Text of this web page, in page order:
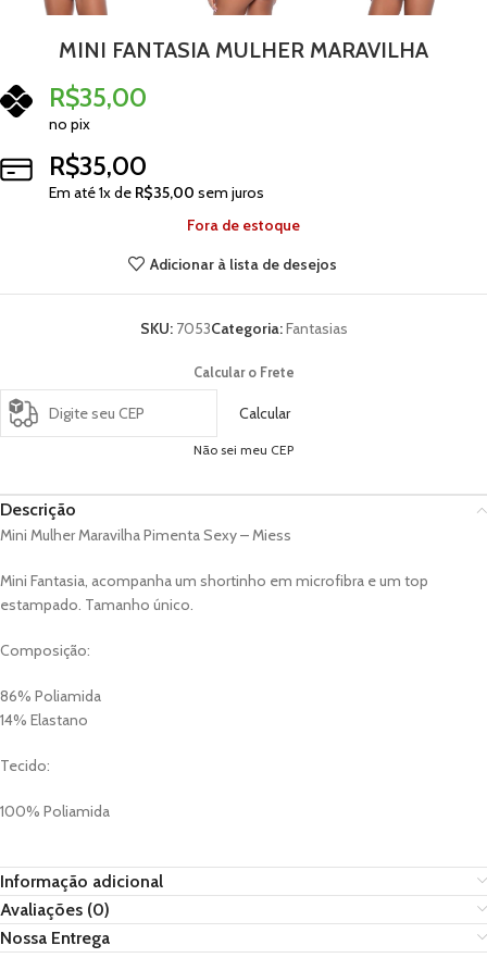
MINI FANTASIA MULHER MARAVILHA
R$35,00
no pix
R$35,00
Em até1x de R$35,00 sem juros
Fora de estoque
Adicionar à lista de desejos
SKU: 7053Categoria:Fantasias
Calcular o Frete
Calcular
Não sei meu CEP
Descrição
Mini Mulher Maravilha Pimenta Sexy – Miess
Mini Fantasia, acompanha um shortinho em microfibra e um top
estampado. Tamanho único.
Composição:
86% Poliamida
14% Elastano
Tecido:
100% Poliamida
Informação adicional
Avaliações (0)
Nossa Entrega